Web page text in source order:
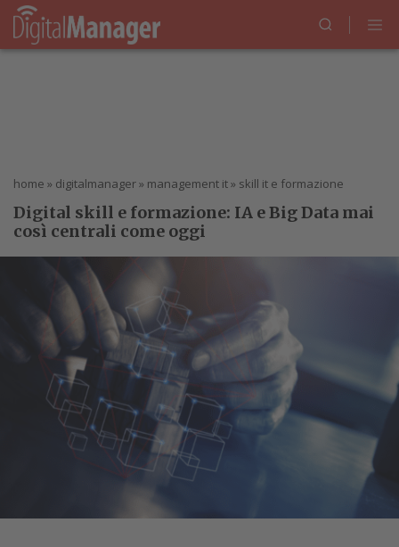
home » digitalmanager» management it» skill it e formazione
Digital skill e formazione: IA e Big Data mai
così centrali come oggi